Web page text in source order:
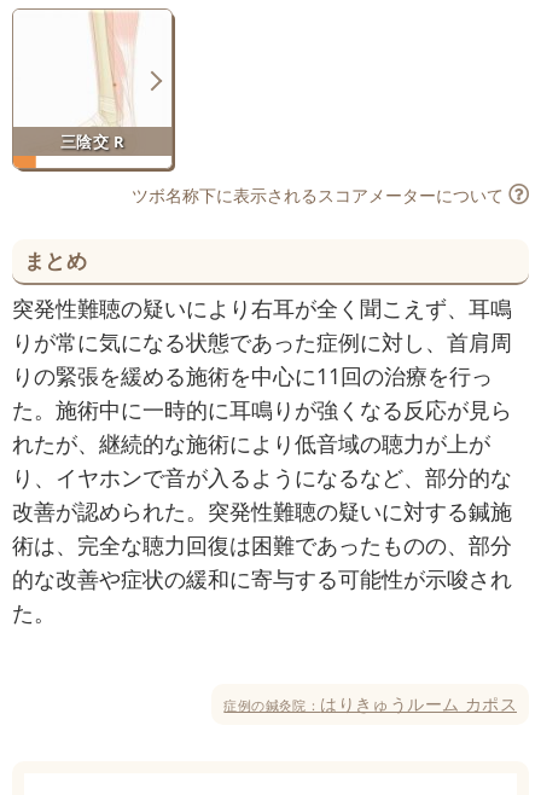
三陰交 R
ツボ名称下に表示されるスコアメーターについて
まとめ
突発性難聴の疑いにより右耳が全く聞こえず、耳鳴
りが常に気になる状態であった症例に対し、首肩周
りの緊張を緩める施術を中心に11回の治療を行っ
た。施術中に一時的に耳鳴りが強くなる反応が見ら
れたが、継続的な施術により低音域の聴力が上が
り、イヤホンで音が入るようになるなど、部分的な
改善が認められた。突発性難聴の疑いに対する鍼施
術は、完全な聴力回復は困難であったものの、部分
的な改善や症状の緩和に寄与する可能性が示唆され
た。
症例の鍼灸院： はりきゅうルーム カポス